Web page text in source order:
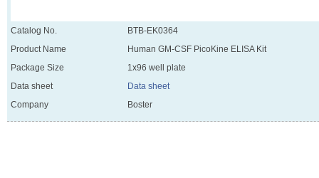
Catalog No.
BTB-EK0364
Product Name
Human GM-CSF PicoKine ELISA Kit
Package Size
1x96 well plate
Data sheet
Data sheet
Company
Boster